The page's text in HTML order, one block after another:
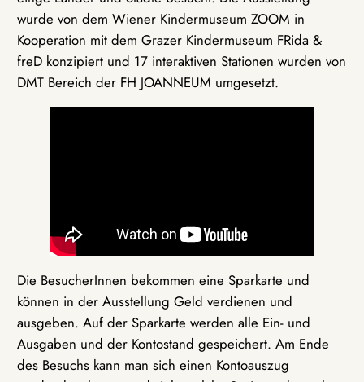
wurde von dem Wiener Kindermuseum ZOOM in
Kooperation mit dem Grazer Kindermuseum FRida &
freD konzipiert und 17 interaktiven Stationen wurden von
DMT Bereich der FH JOANNEUM umgesetzt.
Die BesucherInnen bekommen eine Sparkarte und
können in der Ausstellung Geld verdienen und
ausgeben. Auf der Sparkarte werden alle Ein- und
Ausgaben und der Kontostand gespeichert. Am Ende
des Besuchs kann man sich einen Kontoauszug